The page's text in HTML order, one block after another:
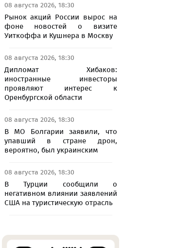
08 августа 2026, 18:30
Рынок акций России вырос на
фоне новостей о визите
Уиткоффа и Кушнера в Москву
08 августа 2026, 18:30
Дипломат Хибаков:
иностранные инвесторы
проявляют интерес к
Оренбургской области
08 августа 2026, 18:30
В МО Болгарии заявили, что
упавший в стране дрон,
вероятно, был украинским
08 августа 2026, 18:30
В Турции сообщили о
негативном влиянии заявлений
США на туристическую отрасль